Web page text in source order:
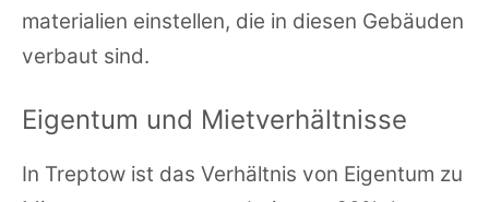
materialien einstellen, die in diesen Gebäuden
verbaut sind.
Eigentum und Mietverhältnisse
In Treptow ist das Verhältnis von Eigentum zu